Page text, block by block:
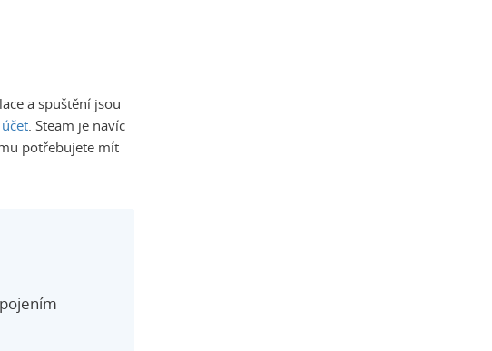
a spuštění jsou
. Steam je navíc
potřebujete mít